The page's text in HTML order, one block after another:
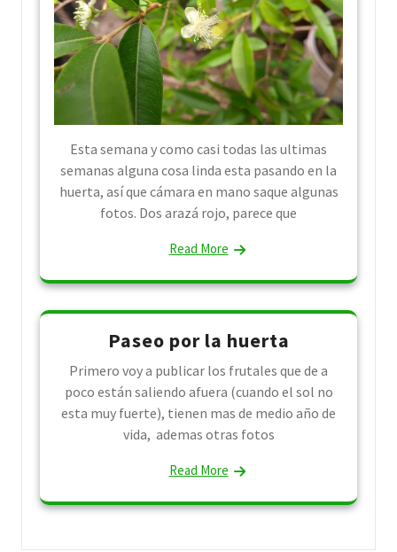
Esta semana y como casi todas las ultimas
semanas alguna cosa linda esta pasando en la
huerta, así que cámara en mano saque algunas
fotos. Dos arazá rojo, parece que
Read More
Paseo por la huerta
Primero voy a publicar los frutales que de a
poco están saliendo afuera (cuando el sol no
esta muy fuerte), tienen mas de medio año de
vida, ademas otras fotos
Read More